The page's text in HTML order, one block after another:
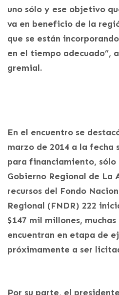
uno sólo y ese objetivo
va en beneficio de la
que se están
en el tiempo adecuado”,
gremial.
En el encuentro se
marzo de 2014 a la fecha
para financiamiento,
Gobierno Regional de La
recursos del Fondo
Regional (FNDR) 222
$147 mil millones,
encuentran en etapa de
próximamente a ser
Por su parte, el